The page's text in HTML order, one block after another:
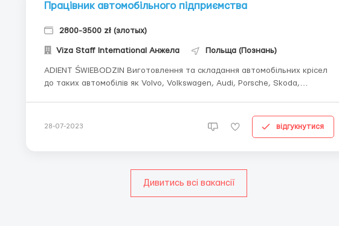
Працівник автомобільного підприємства
2800-3500 zł (злотых)
Viza Staff International Анжела Польща (Познань)
ADIENT ŚWIEBODZIN Виготовлення та складання автомобільних крісел
до таких автомобілів як Volvo, Volkswagen, Audi, Porsche, Skoda,
28-07-2023 відгукнутися
Дивитись всі вакансії